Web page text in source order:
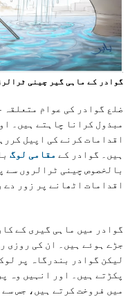
گوادر کے ماہی گیر چينی
ضلع گوادر کی عوام متعلقہ
مبذول کرانا چاہتے ہیں۔
اقدامات کرنے کی اپیل
ہيں۔ گوادر کے مقامی لوگ
بالخصوص چینی ٹرالروں سے
اقدامات اٹھانے پر زور دے
گوادر میں ماہی گیری کے
جڑے ہوئے ہیں۔ ان کی روزی
لیکن گوادر بندرگاہ پر
پکڑتے ہیں۔ اور انہیں وہ
میں فروخت کرتے ہیں، جس